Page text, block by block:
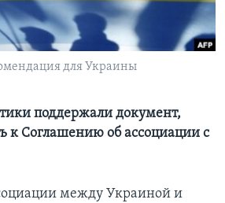
для Украины
поддержали документ,
к Соглашению об ассоциации с
между Украиной и